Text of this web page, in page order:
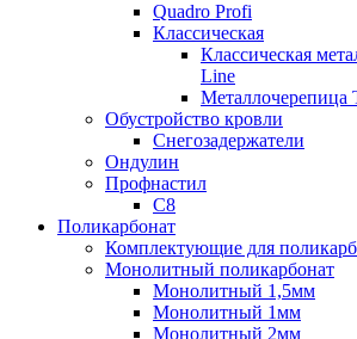
Quadro Profi
Классическая
Классическая
Line
Металлочерепица
Обустройство кровли
Снегозадержатели
Ондулин
Профнастил
С8
Поликарбонат
Комплектующие для
Монолитный поликарбонат
Монолитный 1,5мм
Монолитный 1мм
Монолитный 2мм